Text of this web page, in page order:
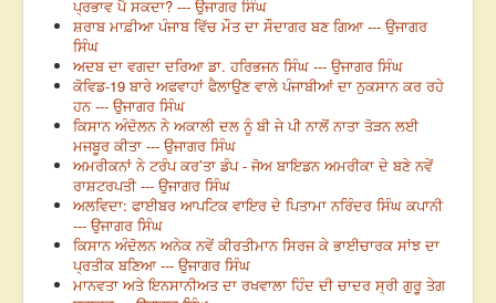
ਪ੍ਰਭਾਵ ਪੈ ਸਕਦਾ? --- ਉਜਾਗਰ ਸਿੰਘ
ਸ਼ਰਾਬ ਮਾਫ਼ੀਆ ਪੰਜਾਬ ਵਿੱਚ ਮੌਤ ਦਾ ਸੌਦਾਗਰ ਬਣ ਗਿਆ --- ਉਜਾਗਰ
ਸਿੰਘ
ਅਦਬ ਦਾ ਵਗਦਾ ਦਰਿਆ ਡਾ. ਹਰਿਭਜਨ ਸਿੰਘ --- ਉਜਾਗਰ ਸਿੰਘ
ਕੋਵਿਡ-19 ਬਾਰੇ ਅਫਵਾਹਾਂ ਫੈਲਾਉਣ ਵਾਲੇ ਪੰਜਾਬੀਆਂ ਦਾ ਨੁਕਸਾਨ ਕਰ ਰਹੇ
ਹਨ --- ਉਜਾਗਰ ਸਿੰਘ
ਕਿਸਾਨ ਅੰਦੋਲਨ ਨੇ ਅਕਾਲੀ ਦਲ ਨੂੰ ਬੀ ਜੇ ਪੀ ਨਾਲੋਂ ਨਾਤਾ ਤੋੜਨ ਲਈ
ਮਜਬੂਰ ਕੀਤਾ --- ਉਜਾਗਰ ਸਿੰਘ
ਅਮਰੀਕਨਾਂ ਨੇ ਟਰੰਪ ਕਰ’ਤਾ ਡੰਪ - ਜੋਅ ਬਾਇਡਨ ਅਮਰੀਕਾ ਦੇ ਬਣੇ ਨਵੇਂ
ਰਾਸ਼ਟਰਪਤੀ --- ਉਜਾਗਰ ਸਿੰਘ
ਅਲਵਿਦਾ: ਫਾਈਬਰ ਆਪਟਿਕ ਵਾਇਰ ਦੇ ਪਿਤਾਮਾ ਨਰਿੰਦਰ ਸਿੰਘ ਕਪਾਨੀ
--- ਉਜਾਗਰ ਸਿੰਘ
ਕਿਸਾਨ ਅੰਦੋਲਨ ਅਨੇਕ ਨਵੇਂ ਕੀਰਤੀਮਾਨ ਸਿਰਜ ਕੇ ਭਾਈਚਾਰਕ ਸਾਂਝ ਦਾ
ਪ੍ਰਤੀਕ ਬਣਿਆ --- ਉਜਾਗਰ ਸਿੰਘ
ਮਾਨਵਤਾ ਅਤੇ ਇਨਸਾਨੀਅਤ ਦਾ ਰਖਵਾਲਾ ਹਿੰਦ ਦੀ ਚਾਦਰ ਸ੍ਰੀ ਗੁਰੂ ਤੇਗ